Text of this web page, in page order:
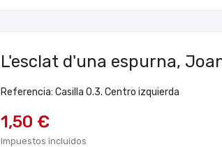
L'esclat d'una espurna,
Referencia: Casilla 0.3. Centro izquierda
1,50 €
Impuestos incluidos